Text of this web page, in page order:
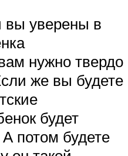
вы уверены в
нужно твердо
же вы будете
будет
А потом будете